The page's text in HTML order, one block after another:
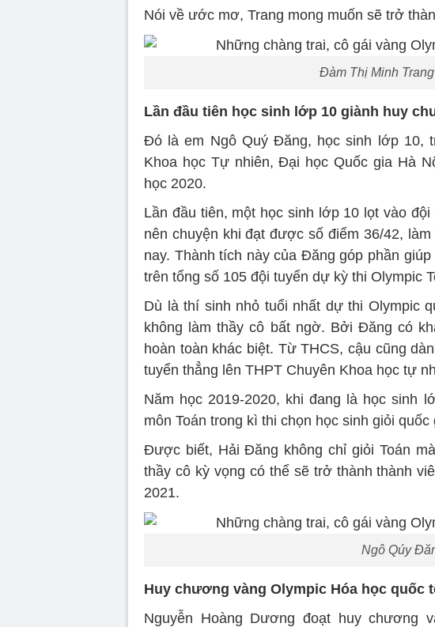
Nói về ước mơ, Trang mong muốn sẽ trở
Đàm Thị Minh
Lần đầu tiên học sinh lớp 10 giành huy
Đó là em Ngô Quý Đăng, học sinh lớp 10,
Khoa học Tự nhiên, Đại học Quốc gia Hà
học 2020.
Lần đầu tiên, một học sinh lớp 10 lọt vào
nên chuyện khi đạt được số điểm 36/42,
nay. Thành tích này của Đăng góp phần
trên tổng số 105 đội tuyển dự kỳ thi Olympic
Dù là thí sinh nhỏ tuổi nhất dự thi Olympic
không làm thầy cô bất ngờ. Bởi Đăng có
hoàn toàn khác biệt. Từ THCS, cậu cũng
tuyển thẳng lên THPT Chuyên Khoa học tự
Năm học 2019-2020, khi đang là học sinh
môn Toán trong kì thi chọn học sinh giỏi
Được biết, Hải Đăng không chỉ giỏi Toán
thầy cô kỳ vọng có thể sẽ trở thành thành
2021.
Ngô Qúy
Huy chương vàng Olympic Hóa học quốc
Nguyễn Hoàng Dương đoạt huy chương